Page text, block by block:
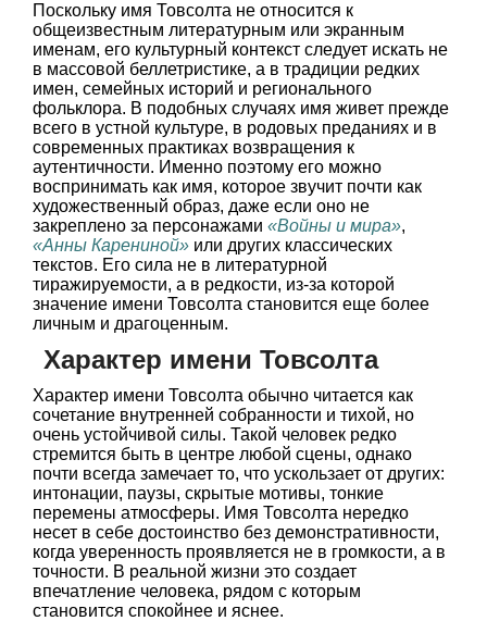
Поскольку имя Товсолта не относится к
общеизвестным литературным или экранным
именам, его культурный контекст следует искать не
в массовой беллетристике, а в традиции редких
имен, семейных историй и регионального
фольклора. В подобных случаях имя живет прежде
всего в устной культуре, в родовых преданиях и в
современных практиках возвращения к
аутентичности. Именно поэтому его можно
воспринимать как имя, которое звучит почти как
художественный образ, даже если оно не
закреплено за персонажами «Войны и мира»,
«Анны Карениной» или других классических
текстов. Его сила не в литературной
тиражируемости, а в редкости, из-за которой
значение имени Товсолта становится еще более
личным и драгоценным.
Характер имени Товсолта
Характер имени Товсолта обычно читается как
сочетание внутренней собранности и тихой, но
очень устойчивой силы. Такой человек редко
стремится быть в центре любой сцены, однако
почти всегда замечает то, что ускользает от других:
интонации, паузы, скрытые мотивы, тонкие
перемены атмосферы. Имя Товсолта нередко
несет в себе достоинство без демонстративности,
когда уверенность проявляется не в громкости, а в
точности. В реальной жизни это создает
впечатление человека, рядом с которым
становится спокойнее и яснее.